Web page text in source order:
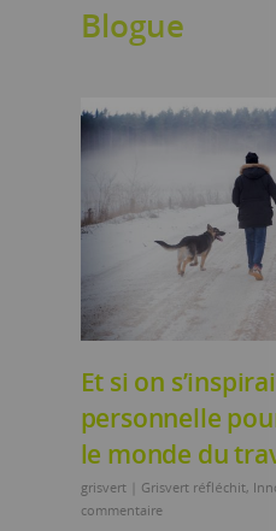
Blogue
Et si on
personnelle
le monde du
grisvert Grisvert réfléchit,
commentaire